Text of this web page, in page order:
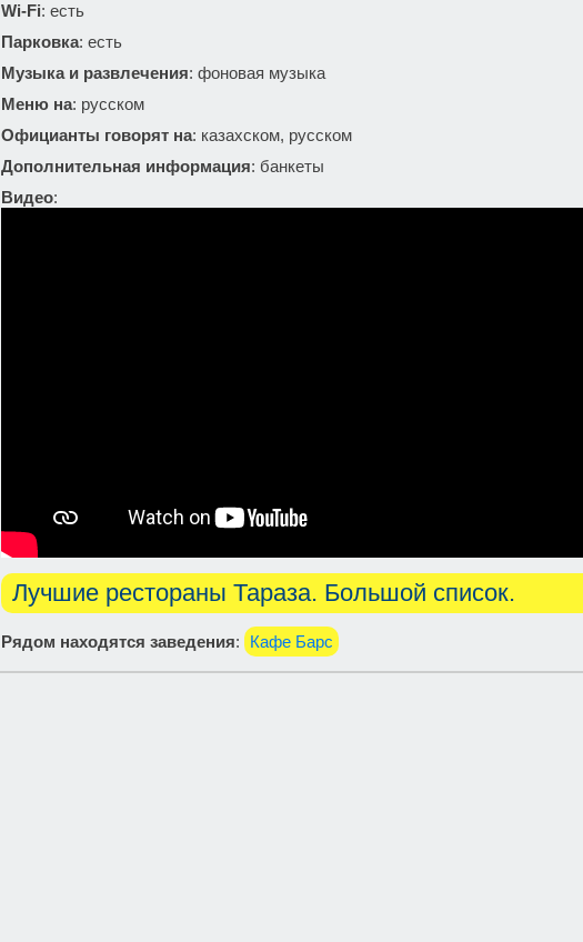
Wi-Fi: есть
Парковка: есть
Музыка и развлечения: фоновая музыка
Меню на: русском
Официанты говорят на: казахском, русском
Дополнительная информация: банкеты
Видео:
Лучшие рестораны Тараза. Большой список.
Рядом находятся заведения: Кафе Барс